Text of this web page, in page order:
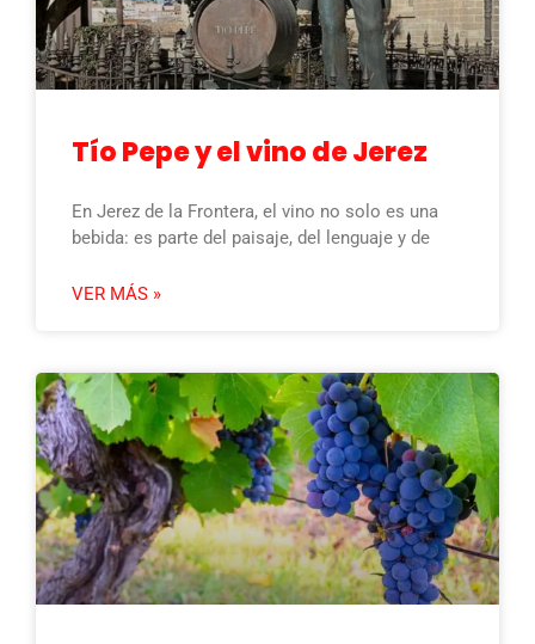
Tío Pepe y el vino de Jerez
En Jerez de la Frontera, el vino no solo es una
bebida: es parte del paisaje, del lenguaje y de
VER MÁS »